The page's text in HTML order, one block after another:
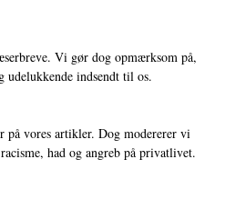
Vi gør dog opmærksom på,
indsendt til os.
på vores artikler. Dog modererer vi
had og angreb på privatlivet.